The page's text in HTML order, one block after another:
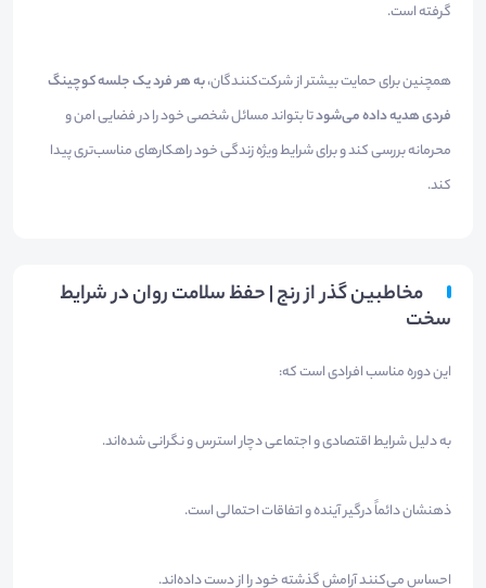
گرفته است.
همچنین برای حمایت بیشتر از شرکت‌کنندگان،به هر فرد یک جلسه کوچینگ
فردی هدیه داده می‌شودتا بتواند مسائل شخصی خود را در فضایی امن و
محرمانه بررسی کند و برای شرایط ویژه زندگی خود راهکارهای مناسب‌تری پیدا
کند.
مخاطبین گذر از رنج | حفظ سلامت روان در شرایط
سخت
این دوره مناسب افرادی است که:
به دلیل شرایط اقتصادی و اجتماعی دچار استرس و نگرانی شده‌اند.
ذهنشان دائماً درگیر آینده و اتفاقات احتمالی است.
احساس می‌کنند آرامش گذشته خود را از دست داده‌اند.